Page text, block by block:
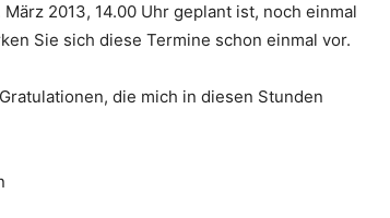
2013, 14.00 Uhr geplant ist, noch einmal
Sie sich diese Termine schon einmal vor.
die mich in diesen Stunden